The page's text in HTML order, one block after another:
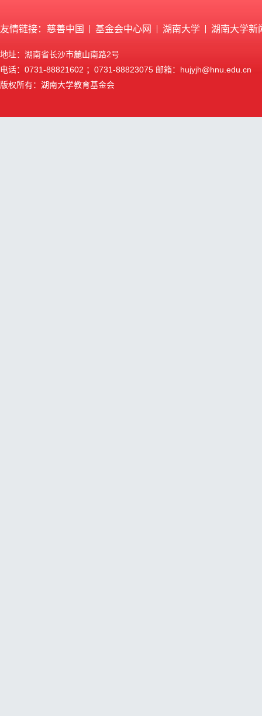
友情链接： 慈善中国 基金会中心网 湖南大学 湖南大学新
地址：湖南省长沙市麓山南路2号
电话：0731-88821602 ；0731-88823075 邮箱：hujyjh@hnu.edu.cn
版权所有：湖南大学教育基金会